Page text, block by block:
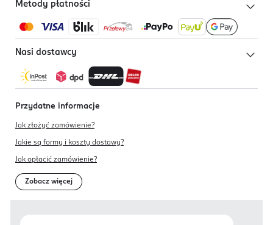
Metody płatności
Nasi dostawcy
Przydatne informacje
Jak złożyć zamówienie?
Jakie są formy i koszty dostawy?
Jak opłacić zamówienie?
Zobacz więcej